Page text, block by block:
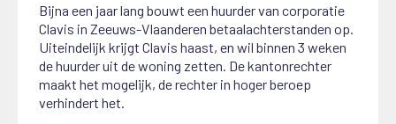
Bijna een jaar lang bouwt een huurder van corporatie
Clavis in Zeeuws-Vlaanderen betaalachterstanden op.
Uiteindelijk krijgt Clavis haast, en wil binnen 3 weken
de huurder uit de woning zetten. De kantonrechter
maakt het mogelijk, de rechter in hoger beroep
verhindert het.